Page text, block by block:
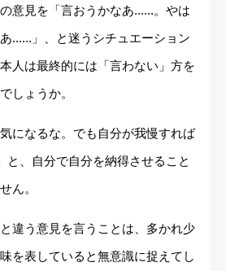
意見を「言おうかなあ......。やは
......」、と迷うシチュエーション
人は最終的には「言わない」方を
しょうか。
になるな。でも自分が我慢すれば
と、自分で自分を納得させること
ん。
違う意見を言うことは、多かれ少
を表していると無意識に捉えてし